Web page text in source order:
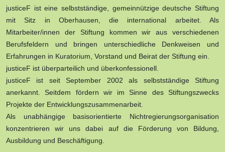
justiceF ist eine selbstständige, gemeinnützige deutsche Stiftung
mit Sitz in Oberhausen, die international arbeitet. Als
Mitarbeiter/innen der Stiftung kommen wir aus verschiedenen
Berufsfeldern und bringen unterschiedliche Denkweisen und
Erfahrungen in Kuratorium, Vorstand und Beirat der Stiftung ein.
justiceF ist überparteilich und überkonfessionell.
justiceF ist seit September 2002 als selbstständige Stiftung
anerkannt. Seitdem fördern wir im Sinne des Stiftungszwecks
Projekte der Entwicklungszusammenarbeit.
Als unabhängige basisorientierte Nichtregierungsorganisation
konzentrieren wir uns dabei auf die Förderung von Bildung,
Ausbildung und Beschäftigung.